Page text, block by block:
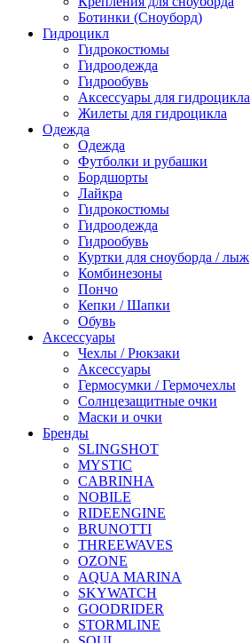
Ботинки (Сноуборд)
Гидроцикл
Гидрокостюмы
Гидроодежда
Гидрообувь
Аксессуары для гидроцикла
Жилеты для гидроцикла
Одежда
Одежда
Футболки и рубашки
Бордшорты
Лайкра
Гидрокостюмы
Гидроодежда
Гидрообувь
Куртки для сноуборда / лыж
Комбинезоны
Пончо
Кепки / Шапки
Обувь
Аксессуары
Чехлы / Рюкзаки
Аксессуары
Гермосумки / Гермочехлы
Солнцезащитные очки
Маски и очки
Бренды
SLINGSHOT
MYSTIC
CABRINHA
NOBILE
RIDEENGINE
BRUNOTTI
THREEWAVES
OZONE
AQUA MARINA
SKYWATCH
GOODRIDER
STORMLINE